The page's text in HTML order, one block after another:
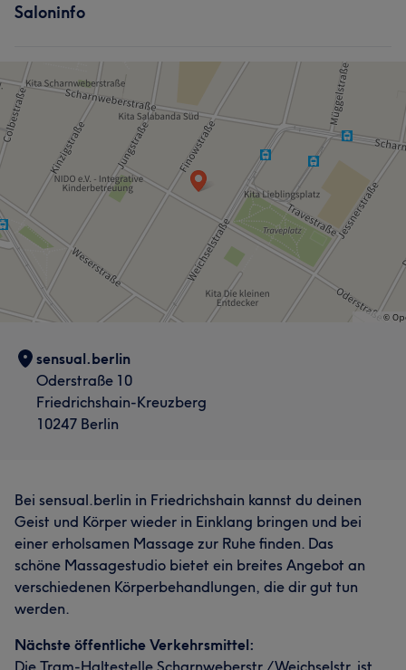
Saloninfo
sensual.berlin
Oderstraße 10
Friedrichshain-Kreuzberg
10247 Berlin
Bei sensual.berlin in Friedrichshain kannst du deinen
Geist und Körper wieder in Einklang bringen und bei
einer erholsamen Massage zur Ruhe finden. Das
schöne Massagestudio bietet ein breites Angebot an
verschiedenen Körperbehandlungen, die dir gut tun
werden.
Nächste öffentliche Verkehrsmittel:
Die Tram-Haltestelle Scharnweberstr./Weichselstr. ist